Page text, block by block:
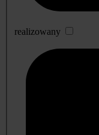
realizowany